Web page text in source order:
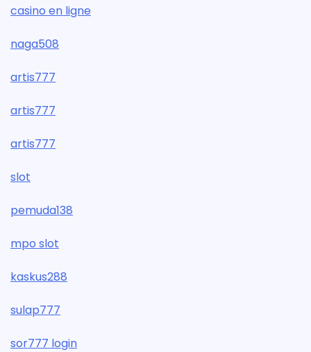
casino en ligne
naga508
artis777
artis777
artis777
slot
pemuda138
mpo slot
kaskus288
sulap777
sor777 login